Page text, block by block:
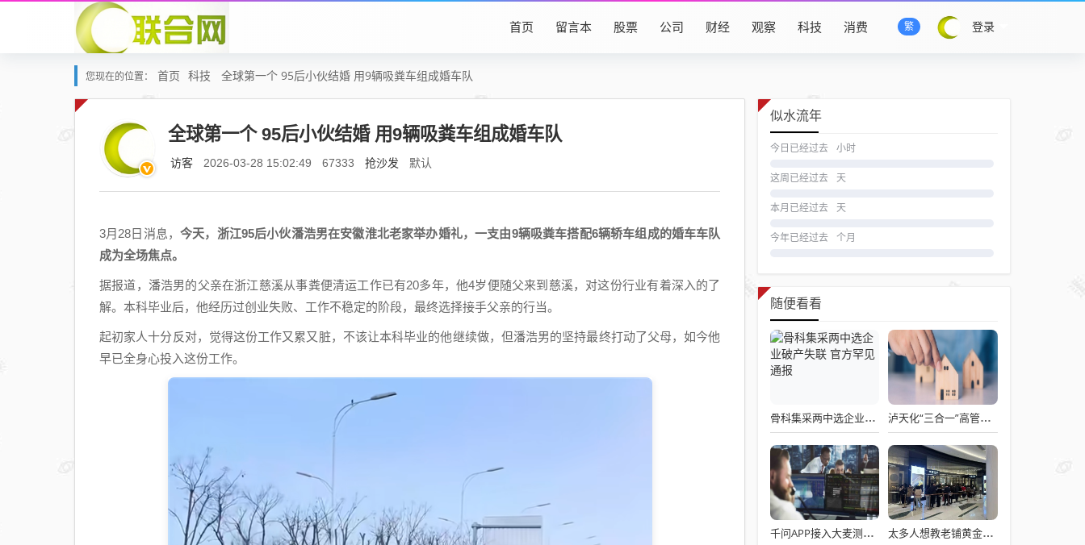
登录
繁
首页 留言本 股票 公司 财经 观察 科技 消费
您现在的位置： 首页 科技 全球第一个 95后小伙结婚 用9辆吸粪车组成婚车队
全球第一个 95后小伙结婚 用9辆吸粪车组成婚车队
访客 2026-03-28 15:02:49 67333 抢沙发 默认
3月28日消息，今天，浙江95后小伙潘浩男在安徽淮北老家举办婚礼，一支由9辆吸粪车搭配6辆轿车组成的婚车车队
成为全场焦点。
据报道，潘浩男的父亲在浙江慈溪从事粪便清运工作已有20多年，他4岁便随父来到慈溪，对这份行业有着深入的了
解。本科毕业后，他经历过创业失败、工作不稳定的阶段，最终选择接手父亲的行当。
起初家人十分反对，觉得这份工作又累又脏，不该让本科毕业的他继续做，但潘浩男的坚持最终打动了父母，如今他
早已全身心投入这份工作。
似水流年
今日已经过去 小时
这周已经过去 天
本月已经过去 天
今年已经过去 个月
随便看看
骨科集采两中选企业破产失联 官方罕见通报 泸天化“三合一”高管王斌辞职：高管变动叠加财务、业绩双重压力，公司进入阶段性调整期
千问APP接入大麦测试“一句话买电影票” 太多人想教老铺黄金怎么做生意了